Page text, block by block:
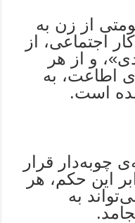
از زن به
اجتماعی، از
و از هر
اطاعت، به
است.
چوبه‌دار قرار
این حکم، هر
به